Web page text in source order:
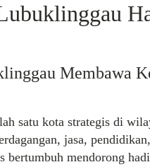
Membawa
satu kota strategis di
jasa,
mendorong